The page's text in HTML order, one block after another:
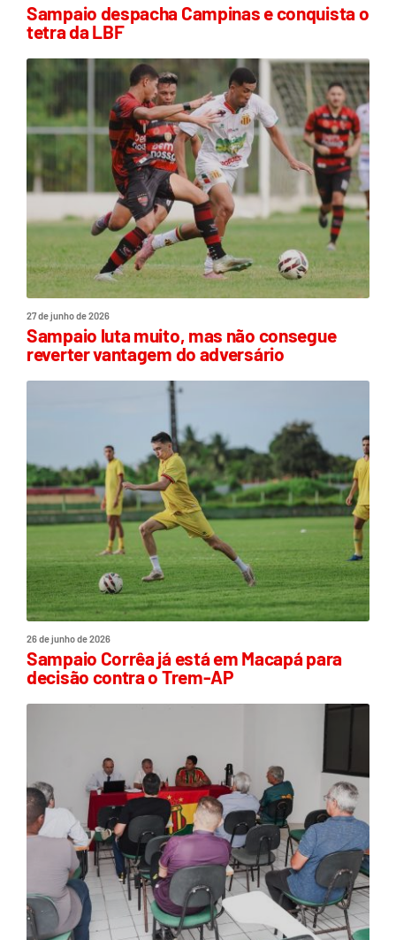
Sampaio despacha Campinas e conquista o
tetra da LBF
27 de junho de 2026
Sampaio luta muito, mas não consegue
reverter vantagem do adversário
26 de junho de 2026
Sampaio Corrêa já está em Macapá para
decisão contra o Trem-AP